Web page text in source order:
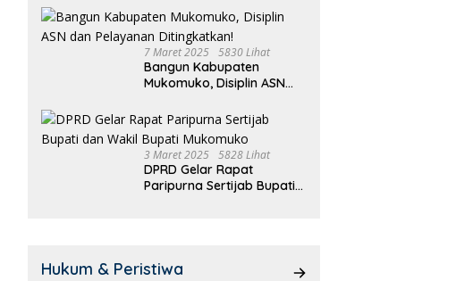
7 Maret 2025 5830 Lihat
Bangun Kabupaten
Mukomuko, Disiplin ASN
Ditingkatkan!
3 Maret 2025 5828 Lihat
DPRD Gelar Rapat
Paripurna Sertijab Bupati
Hukum & Peristiwa